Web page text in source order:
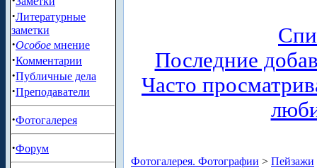
·Литературные
заметки
·Особое мнение
·Комментарии
·Публичные дела
·Преподаватели
·Фотогалерея
·Форум
Последние
Часто
Фотогалерея. Фотографии > Пейзажи